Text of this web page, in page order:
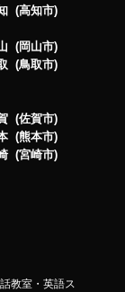
高知市
岡山市
鳥取市
佐賀市
熊本市
宮崎市
教室・英語ス